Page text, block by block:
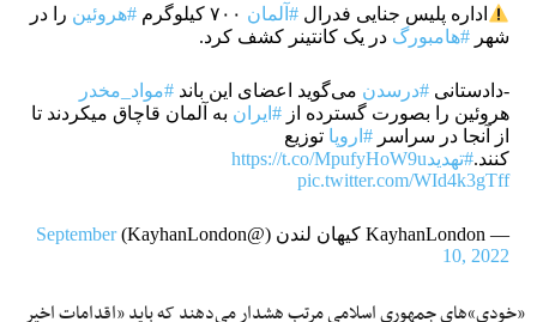
اداره پلیس جنایی فدرال#آلمان #هروئین را در
شهر #هامبورگ در یک کانتینر کشف کرد.
-دادستانی #درسدن می‌گوید اعضای این باند #مواد_مخدر
هروئین را بصورت گسترده از #ایران به آلمان قاچاق میکردند تا
از آنجا در سراسر #اروپا توزیع
کنند.#تهدیدhttps://t.co/MpufyHoW9u
pic.twitter.com/WId4k3gTff
— KayhanLondon کیهان لندن (@KayhanLondon)
September
10, 2022
«خودی‌»های جمهوری اسلامی مرتب هشدار می‌دهند که باید «اقدامات اخیر